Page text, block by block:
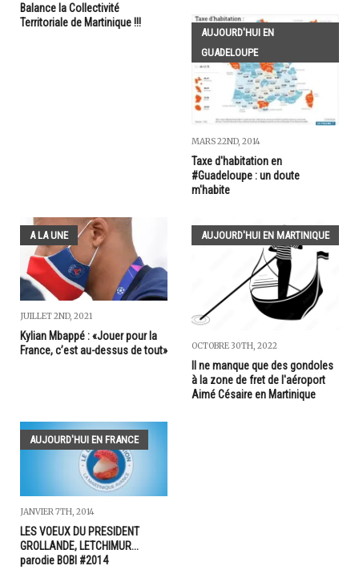
Balance la Collectivité
Territoriale de Martinique !!!
AUJOURD'HUI EN
GUADELOUPE
MARS 22ND, 2014
Taxe d'habitation en
#Guadeloupe : un doute
m'habite
A LA UNE
JUILLET 2ND, 2021
Kylian Mbappé : «Jouer pour la
France, c’est au-dessus de tout»
AUJOURD'HUI EN MARTINIQUE
OCTOBRE 30TH, 2022
Il ne manque que des gondoles
à la zone de fret de l'aéroport
Aimé Césaire en Martinique
AUJOURD'HUI EN FRANCE
JANVIER 7TH, 2014
LES VOEUX DU PRESIDENT
GROLLANDE, LETCHIMUR...
parodie BOBI #2014